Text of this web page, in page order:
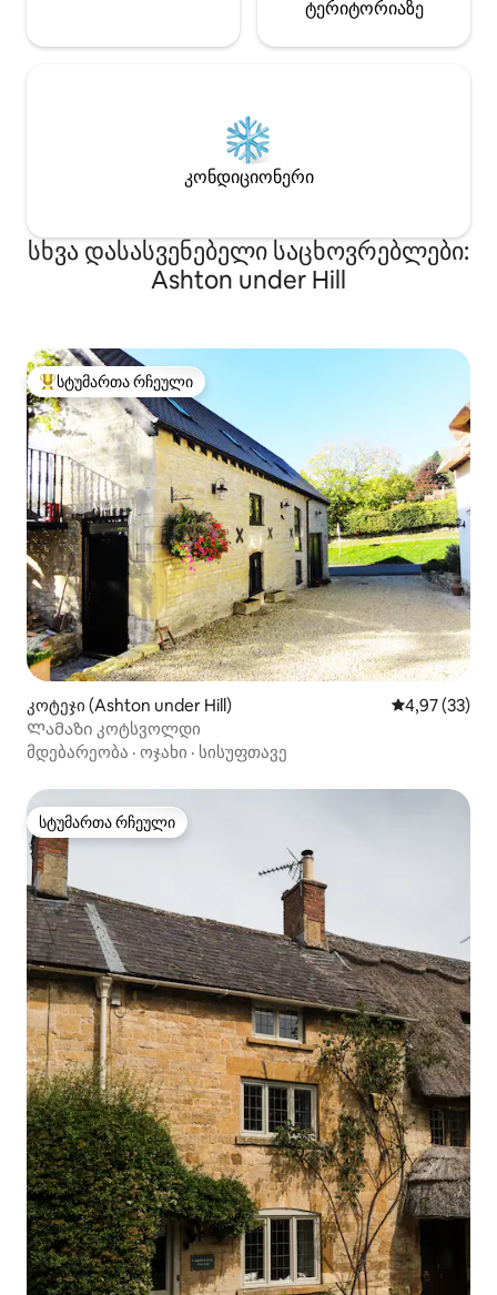
ტერიტორიაზე
კონდიციონერი
სხვა დასასვენებელი საცხოვრებლები:
Ashton under Hill
სტუმართა რჩეული მოწინავე ვარიანტი
სტუმართა რჩეული
კოტეჯი (Ashton under Hill) საშუალო
4,97 (33)
Ლამაზი კოტსვოლდი
მდებარეობა · ოჯახი · სისუფთავე
სტუმართა რჩეული
სტუმართა რჩეული